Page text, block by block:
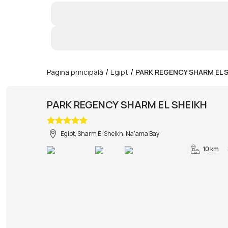
Pagina principală / Egipt / PARK REGENCY SHARM EL
PARK REGENCY SHARM EL SHEIKH
Egipt, Sharm El Sheikh, Na'ama Bay
10 km